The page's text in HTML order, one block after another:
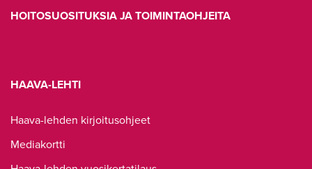
HOITOSUOSITUKSIA JA TOIMINTAOHJEITA
HAAVA-LEHTI
Haava-lehden kirjoitusohjeet
Mediakortti